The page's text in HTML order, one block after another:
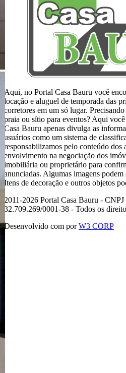
Aqui, no Portal Casa Bauru você
locação e aluguel de temporada das
corretores em um só lugar.
praia ou sítio para eventos? Aqui
Casa Bauru apenas divulga as
usuários como um sistema de
responsabilizamos pelo conteúdo dos
envolvimento na negociação dos
imobiliária ou proprietário para
anunciadas. Algumas imagens
Itens de decoração e outros objetos
2011-2026 Portal Casa Bauru - CNPJ
32.709.269/0001-38 - Todos os
Desenvolvido com porW3 CORP